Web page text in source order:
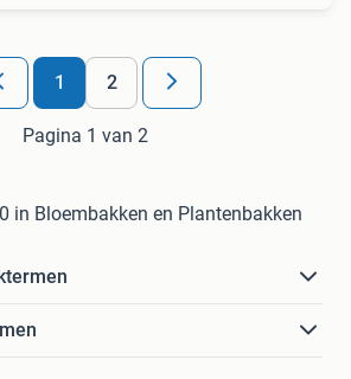
1 2
Pagina 1 van 2
in Bloembakken en Plantenbakken